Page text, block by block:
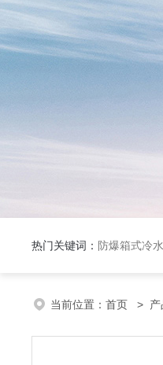
热门关键词： 防爆箱式冷
当前位置： 首页 >